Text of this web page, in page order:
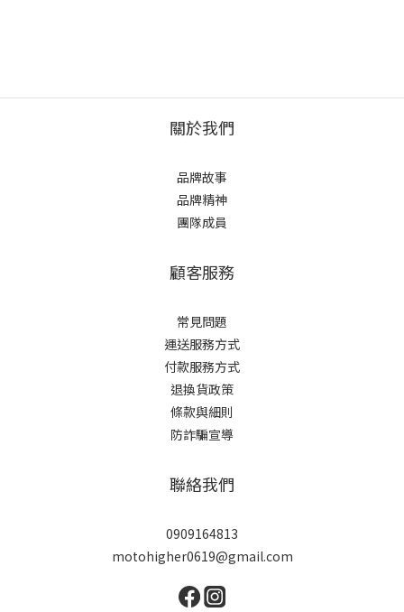
關於我們
品牌故事
品牌精神
團隊成員
顧客服務
常見問題
運送服務方式
付款服務方式
退換貨政策
條款與細則
防詐騙宣導
聯絡我們
0909164813
motohigher0619@gmail.com